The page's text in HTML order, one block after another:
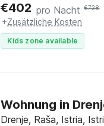
€402 pro Nacht €728
+Zusätzliche Kosten
Kids zone available
Wohnung in
Drenje, Raša, Istria,